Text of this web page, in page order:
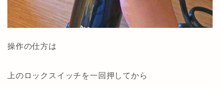
操作の仕方は
上のロックスイッチを一回押してから